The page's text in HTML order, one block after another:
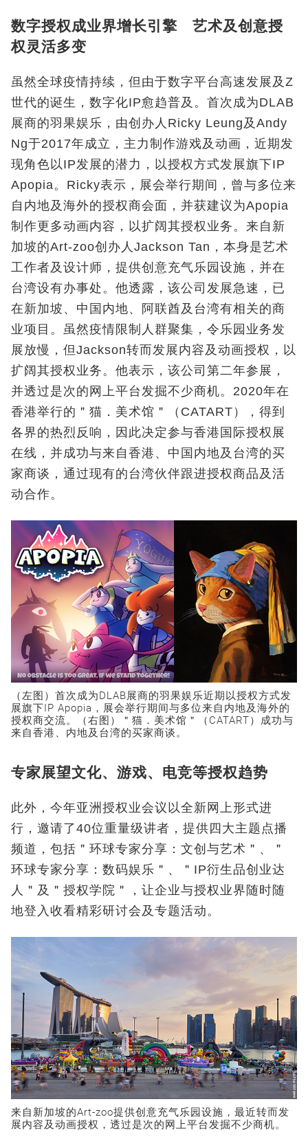
数字授权成业界增长引擎 艺术及创意授
权灵活多变
虽然全球疫情持续，但由于数字平台高速发展及Z
世代的诞生，数字化IP愈趋普及。首次成为DLAB
展商的羽果娱乐，由创办人Ricky Leung及Andy
Ng于2017年成立，主力制作游戏及动画，近期发
现角色以IP发展的潜力，以授权方式发展旗下IP
Apopia。Ricky表示，展会举行期间，曾与多位来
自内地及海外的授权商会面，并获建议为Apopia
制作更多动画内容，以扩阔其授权业务。来自新
加坡的Art-zoo创办人Jackson Tan，本身是艺术
工作者及设计师，提供创意充气乐园设施，并在
台湾设有办事处。他透露，该公司发展急速，已
在新加坡、中国内地、阿联酋及台湾有相关的商
业项目。虽然疫情限制人群聚集，令乐园业务发
展放慢，但Jackson转而发展内容及动画授权，以
扩阔其授权业务。他表示，该公司第二年参展，
并透过是次的网上平台发掘不少商机。2020年在
香港举行的＂猫．美术馆＂（CATART），得到
各界的热烈反响，因此决定参与香港国际授权展
在线，并成功与来自香港、中国内地及台湾的买
家商谈，通过现有的台湾伙伴跟进授权商品及活
动合作。
（左图）首次成为DLAB展商的羽果娱乐近期以授权方式发
展旗下IP Apopia，展会举行期间与多位来自内地及海外的
授权商交流。（右图）＂猫．美术馆＂（CATART）成功与
来自香港、内地及台湾的买家商谈。
专家展望文化、游戏、电竞等授权趋势
此外，今年亚洲授权业会议以全新网上形式进
行，邀请了40位重量级讲者，提供四大主题点播
频道，包括＂环球专家分享：文创与艺术＂、＂
环球专家分享：数码娱乐＂、＂IP衍生品创业达
人＂及＂授权学院＂，让企业与授权业界随时随
地登入收看精彩研讨会及专题活动。
来自新加坡的Art-zoo提供创意充气乐园设施，最近转而发
展内容及动画授权，透过是次的网上平台发掘不少商机。